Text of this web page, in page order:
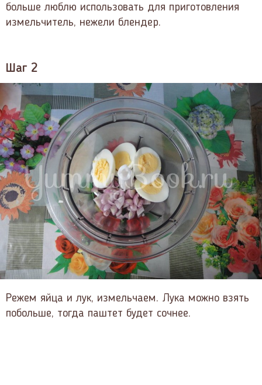
больше люблю использовать для приготовления
измельчитель, нежели блендер.
Шаг 2
Режем яйца и лук, измельчаем. Лука можно взять
побольше, тогда паштет будет сочнее.